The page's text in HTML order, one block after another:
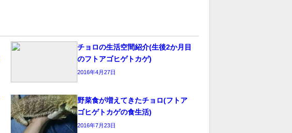
チョロの生活空間紹介(生後2か月目
のフトアゴヒゲトカゲ)
2016年4月27日
野菜食が増えてきたチョロ(フトア
ゴヒゲトカゲの食生活)
2016年7月23日